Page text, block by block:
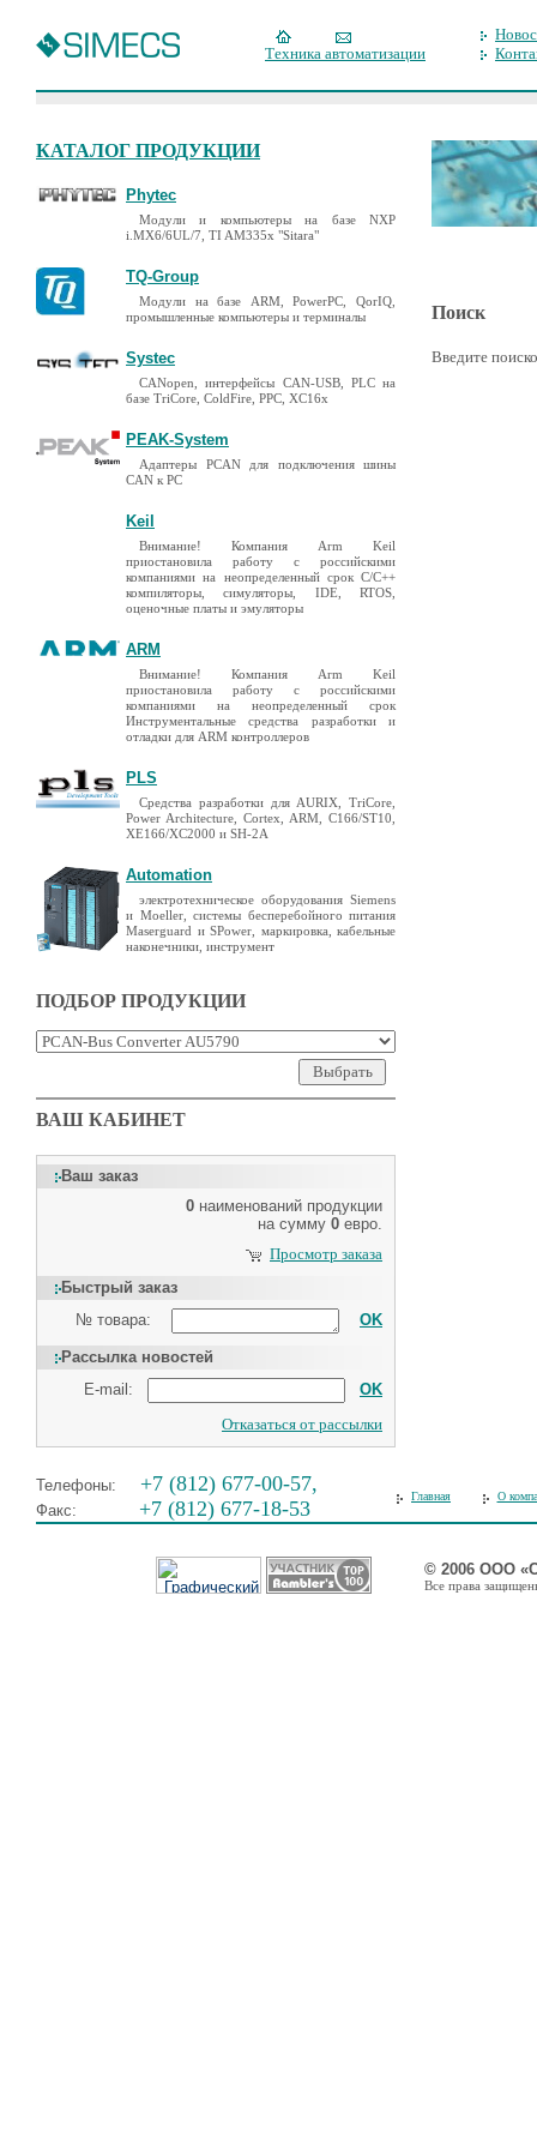
Техника автоматизации
КАТАЛОГ ПРОДУКЦИИ
Phytec
Модули и компьютеры на базе NXP
i.MX6/6UL/7, TI AM335x "Sitara"
TQ-Group
Модули на базе ARM, PowerPC, QorIQ,
промышленные компьютеры и терминалы
Systec
CANopen, интерфейсы CAN-USB, PLC на
базе TriCore, ColdFire, PPC, XC16x
PEAK-System
Адаптеры PCAN для подключения шины
CAN к PC
Keil
Внимание! Компания Arm Keil
приостановила работу с российскими
компаниями на неопределенный срок C/C++
компиляторы, симуляторы, IDE, RTOS,
оценочные платы и эмуляторы
ARM
Внимание! Компания Arm Keil
приостановила работу с российскими
компаниями на неопределенный срок
Инструментальные средства разработки и
отладки для ARM контроллеров
PLS
Средства разработки для AURIX, TriCore,
Power Architecture, Cortex, ARM, C166/ST10,
XE166/XC2000 и SH-2A
Automation
электротехническое оборудования Siemens
и Moeller, системы бесперебойного питания
Maserguard и SPower, маркировка, кабельные
наконечники, инструмент
ПОДБОР ПРОДУКЦИИ
ВАШ КАБИНЕТ
Ваш заказ
0 наименований продукции
на сумму 0 евро.
Просмотр заказа
Быстрый заказ
№ товара:
OK
Рассылка новостей
E-mail:
OK
Отказаться от рассылки
Поиск
Введите
Телефоны: +7 (812) 677-00-57,
Факс: +7 (812) 677-18-53
Главная О
© 2006 ООО
Все права